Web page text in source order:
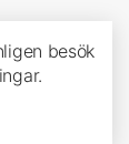
besök